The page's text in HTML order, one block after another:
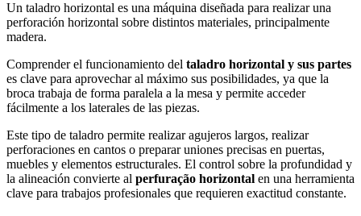
Un taladro horizontal es una máquina diseñada para realizar una
perforación horizontal sobre distintos materiales, principalmente
madera.
Comprender el funcionamiento del taladro horizontal y sus partes
es clave para aprovechar al máximo sus posibilidades, ya que la
broca trabaja de forma paralela a la mesa y permite acceder
fácilmente a los laterales de las piezas.
Este tipo de taladro permite realizar agujeros largos, realizar
perforaciones en cantos o preparar uniones precisas en puertas,
muebles y elementos estructurales. El control sobre la profundidad y
la alineación convierte al perfuração horizontal en una herramienta
clave para trabajos profesionales que requieren exactitud constante.